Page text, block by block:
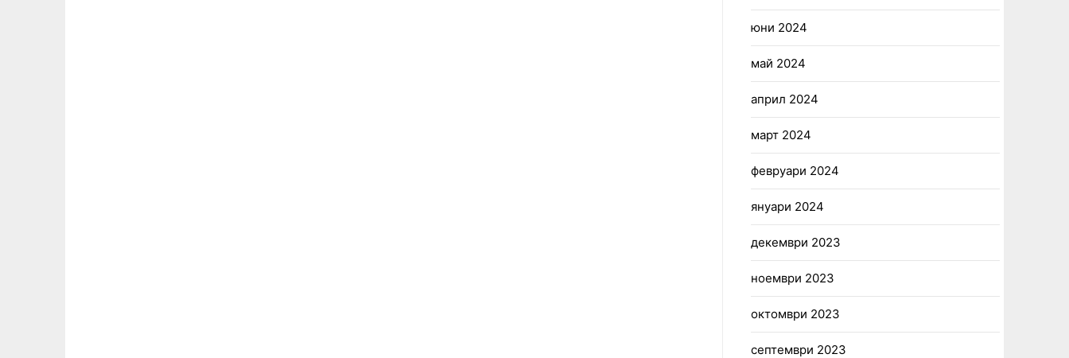
юни 2024
май 2024
април 2024
март 2024
февруари 2024
януари 2024
декември 2023
ноември 2023
октомври 2023
септември 2023